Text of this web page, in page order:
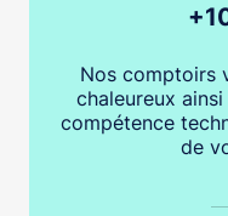
Nos comptoirs
chaleureux
compétence
de